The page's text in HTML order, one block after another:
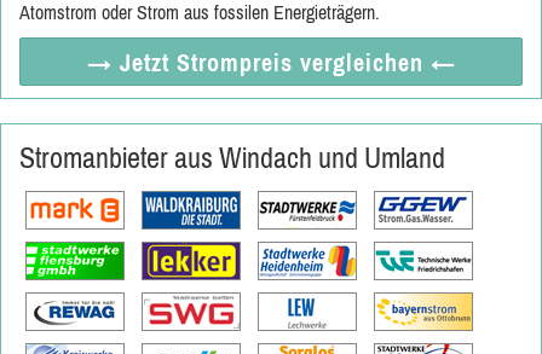
Atomstrom oder Strom aus fossilen Energieträgern.
→ Jetzt Strompreis vergleichen ←
Stromanbieter aus Windach und Umland